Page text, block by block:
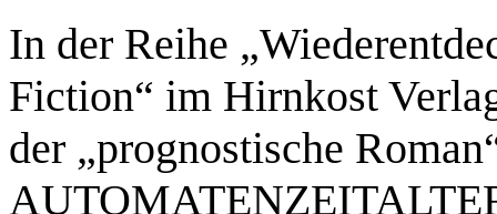
In der Reihe
Fiction“ im Hirnkost
der „prognostische